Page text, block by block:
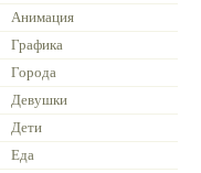
Анимация
Графика
Города
Девушки
Дети
Еда